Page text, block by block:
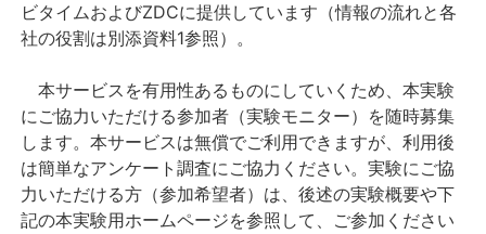
ビタイムおよびZDCに提供しています（情報の流れと各
社の役割は別添資料1参照）。
本サービスを有用性あるものにしていくため、本実験
にご協力いただける参加者（実験モニター）を随時募集
します。本サービスは無償でご利用できますが、利用後
は簡単なアンケート調査にご協力ください。実験にご協
力いただける方（参加希望者）は、後述の実験概要や下
記の本実験用ホームページを参照して、ご参加ください